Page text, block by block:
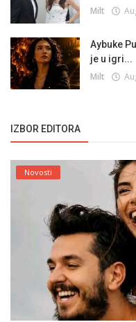
Milt
Aybuke
je u igri...
Milt
IZBOR EDITORA
Novosti